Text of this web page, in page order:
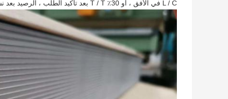
L / C في الأفق ، أو 30٪ T / T بعد تأكيد الطلب ، الرصيد بعد نسخة B / L.